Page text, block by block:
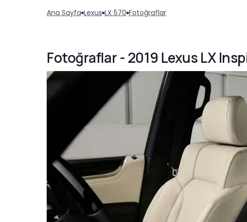
Ana Sayfa Lexus LX 570 Fotoğraflar
Fotoğraflar - 2019 Lexus LX